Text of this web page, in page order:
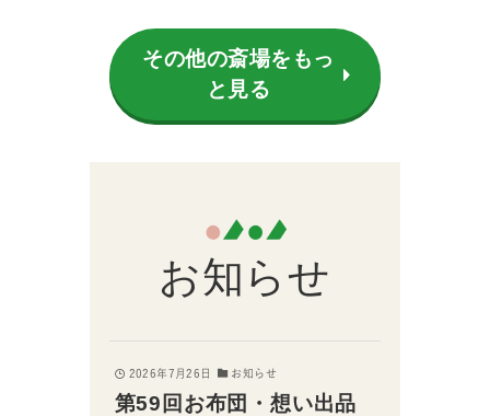
その他の斎場をもっ
と見る
お知らせ
2026年7月26日 お知らせ
第59回お布団・想い出品